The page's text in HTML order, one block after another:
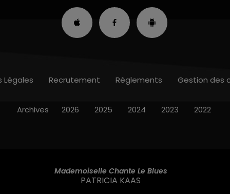
Mademoiselle Chante Le Blues
PATRICIA KAAS
Légales Recrutement Règlements Gestion des
Archives 2026 2025 2024 2023 2022